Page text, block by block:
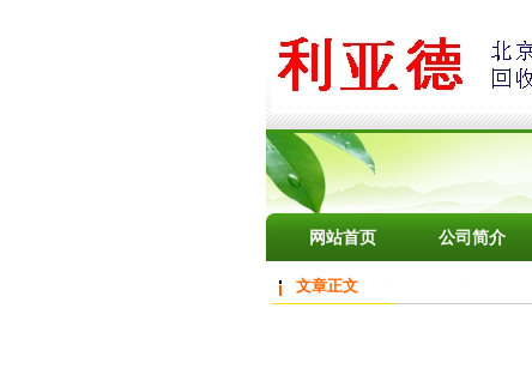
网站首页 公司简介
文章正文